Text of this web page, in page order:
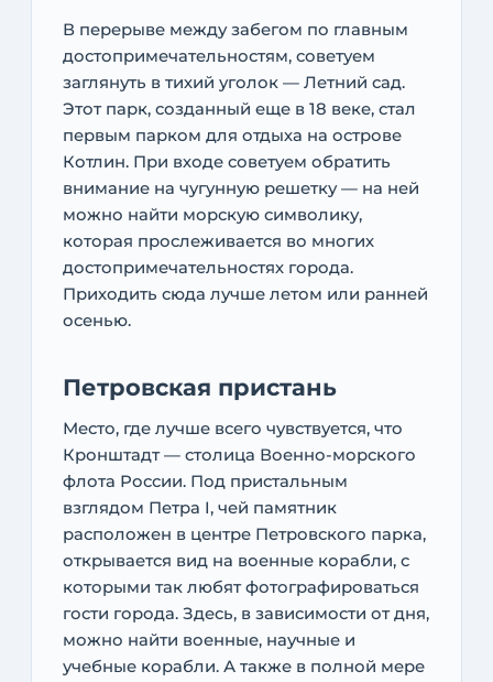
В перерыве между забегом по главным
достопримечательностям, советуем
заглянуть в тихий уголок — Летний сад.
Этот парк, созданный еще в 18 веке, стал
первым парком для отдыха на острове
Котлин. При входе советуем обратить
внимание на чугунную решетку — на ней
можно найти морскую символику,
которая прослеживается во многих
достопримечательностях города.
Приходить сюда лучше летом или ранней
осенью.
Петровская пристань
Место, где лучше всего чувствуется, что
Кронштадт — столица Военно-морского
флота России. Под пристальным
взглядом Петра I, чей памятник
расположен в центре Петровского парка,
открывается вид на военные корабли, с
которыми так любят фотографироваться
гости города. Здесь, в зависимости от дня,
можно найти военные, научные и
учебные корабли. А также в полной мере